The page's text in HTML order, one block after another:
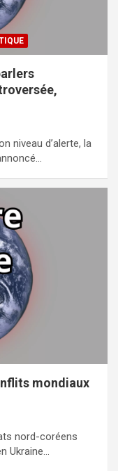
niveau d’alerte, la
mondiaux
nord-coréens
Ukraine…